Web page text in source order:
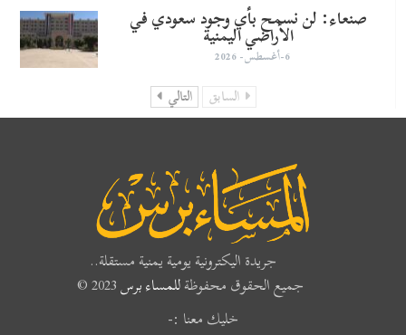
صنعاء: لن نسمح بأي وجود سعودي في
الأراضي اليمنية
6-أغسطس- 2026
السابق التالي
جريدة اليكترونية يومية يمنية مستقلة..
جميع الحقوق محفوظةللمساء برس
خليك معنا :-